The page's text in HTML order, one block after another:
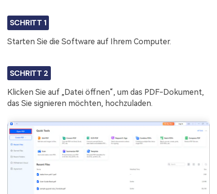
SCHRITT 1
Starten Sie die Software auf Ihrem Computer.
SCHRITT 2
Klicken Sie auf „Datei öffnen“, um das PDF-Dokument,
das Sie signieren möchten, hochzuladen.